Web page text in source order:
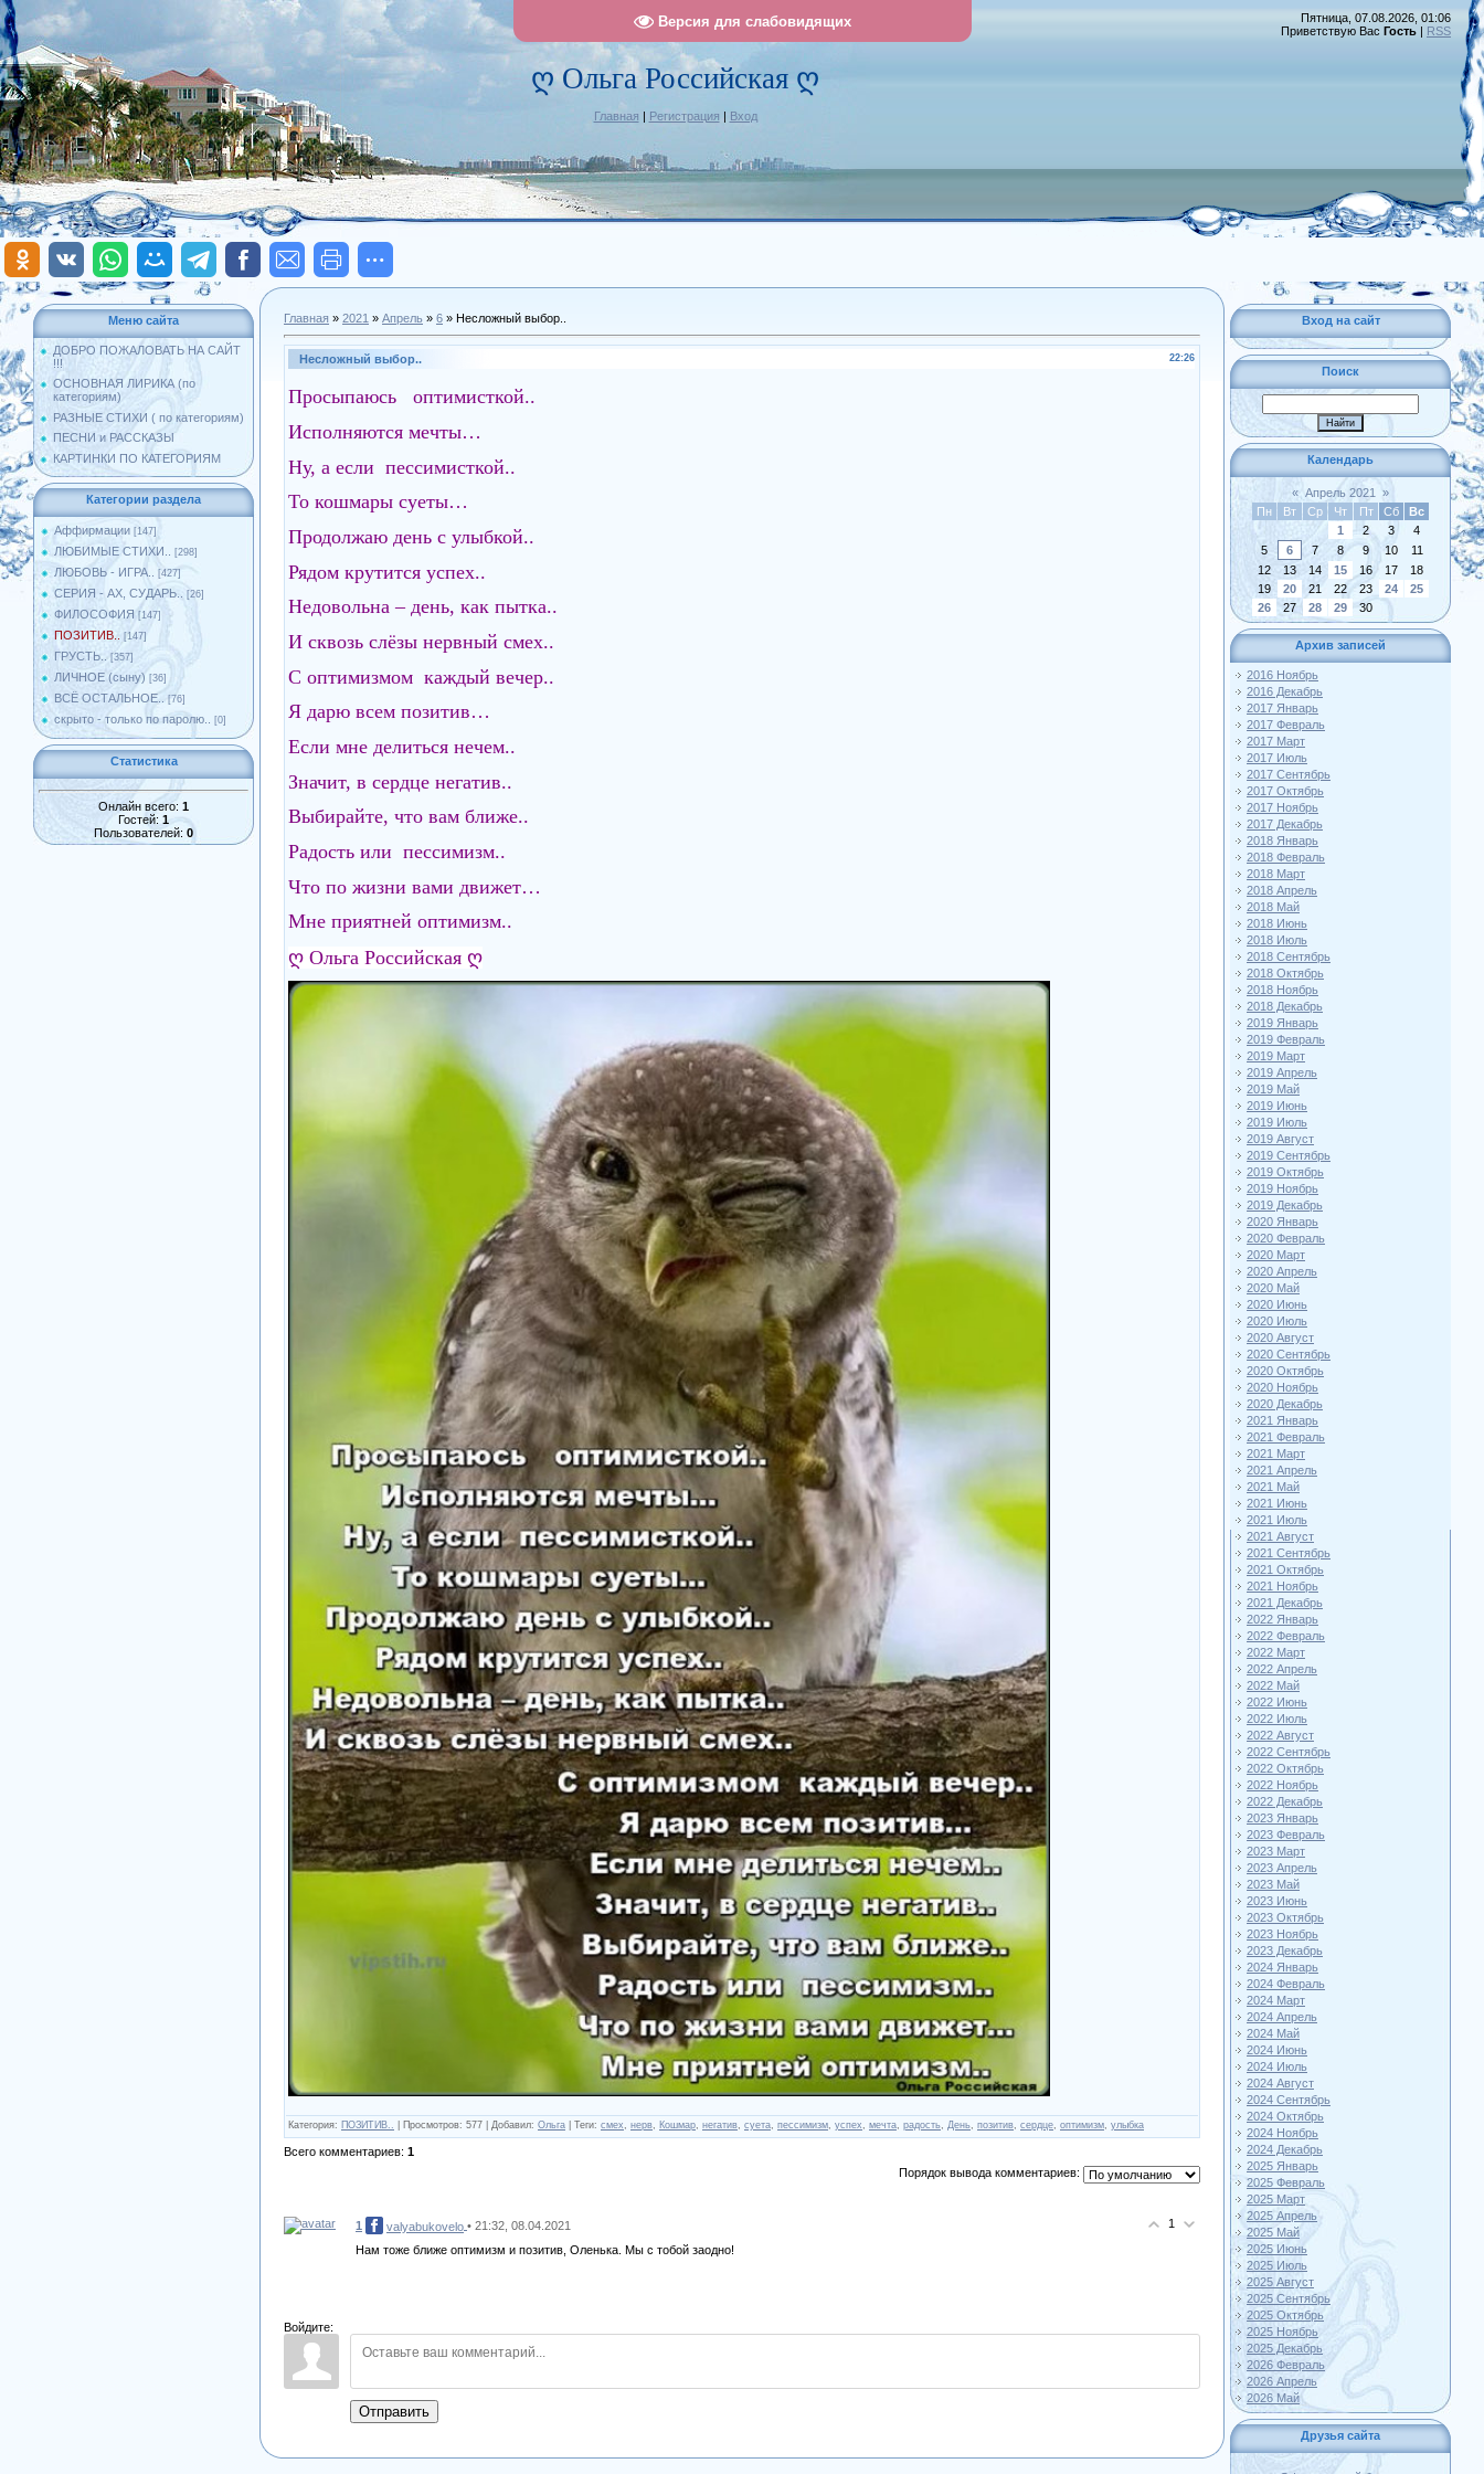
Версия для слабовидящих
ღ Ольга Российская ღ
Главная | Регистрация | Вход
Пятница, 07.08.2026, 01:06
Приветствую Вас Гость | RSS
Меню сайта
ДОБРО ПОЖАЛОВАТЬ НА САЙТ
!!!
ОСНОВНАЯ ЛИРИКА (по
категориям)
РАЗНЫЕ СТИХИ ( по категориям)
ПЕСНИ и РАССКАЗЫ
КАРТИНКИ ПО КАТЕГОРИЯМ
Категории раздела
Аффирмации [147]
ЛЮБИМЫЕ СТИХИ.. [298]
ЛЮБОВЬ - ИГРА.. [427]
СЕРИЯ - АХ, СУДАРЬ.. [26]
ФИЛОСОФИЯ [147]
ПОЗИТИВ.. [147]
ГРУСТЬ.. [357]
ЛИЧНОЕ (сыну) [36]
ВСЁ ОСТАЛЬНОЕ.. [76]
скрыто - только по паролю.. [0]
Статистика
Онлайн всего: 1
Гостей: 1
Пользователей: 0
Главная » 2021 » Апрель » 6 » Несложный выбор..
22:26
Несложный выбор..
Просыпаюсь оптимисткой..
Исполняются мечты…
Ну, а если пессимисткой..
То кошмары суеты…
Продолжаю день с улыбкой..
Рядом крутится успех..
Недовольна – день, как пытка..
И сквозь слёзы нервный смех..
С оптимизмом каждый вечер..
Я дарю всем позитив…
Если мне делиться нечем..
Значит, в сердце негатив..
Выбирайте, что вам ближе..
Радость или пессимизм..
Что по жизни вами движет…
Мне приятней оптимизм..
ღ Ольга Российская ღ
Категория: ПОЗИТИВ.. Просмотров: 577 Добавил: Ольга Теги: смех нерв Кошмар негатив суета пессимизм успех мечта радость День позитив сердце оптимизм улыбка
Всего комментариев: 1
Порядок вывода комментариев:
1
1 valyabukovelo • 21:32, 08.04.2021
Нам тоже ближе оптимизм и позитив, Оленька. Мы с тобой заодно!
Войдите:
Отправить
Вход на сайт
Поиск
Календарь
« Апрель 2021
»
Пн
Вт Ср Чт Пт Сб
Вс
1
2 3
4
5
6 7 8 9 10
11
12
13 14 15 16 17
18
19
20 21 22 23 24
25
26
27 28 29 30
Архив записей
2016 Ноябрь
2016 Декабрь
2017 Январь
2017 Февраль
2017 Март
2017 Июль
2017 Сентябрь
2017 Октябрь
2017 Ноябрь
2017 Декабрь
2018 Январь
2018 Февраль
2018 Март
2018 Апрель
2018 Май
2018 Июнь
2018 Июль
2018 Сентябрь
2018 Октябрь
2018 Ноябрь
2018 Декабрь
2019 Январь
2019 Февраль
2019 Март
2019 Апрель
2019 Май
2019 Июнь
2019 Июль
2019 Август
2019 Сентябрь
2019 Октябрь
2019 Ноябрь
2019 Декабрь
2020 Январь
2020 Февраль
2020 Март
2020 Апрель
2020 Май
2020 Июнь
2020 Июль
2020 Август
2020 Сентябрь
2020 Октябрь
2020 Ноябрь
2020 Декабрь
2021 Январь
2021 Февраль
2021 Март
2021 Апрель
2021 Май
2021 Июнь
2021 Июль
2021 Август
2021 Сентябрь
2021 Октябрь
2021 Ноябрь
2021 Декабрь
2022 Январь
2022 Февраль
2022 Март
2022 Апрель
2022 Май
2022 Июнь
2022 Июль
2022 Август
2022 Сентябрь
2022 Октябрь
2022 Ноябрь
2022 Декабрь
2023 Январь
2023 Февраль
2023 Март
2023 Апрель
2023 Май
2023 Июнь
2023 Октябрь
2023 Ноябрь
2023 Декабрь
2024 Январь
2024 Февраль
2024 Март
2024 Апрель
2024 Май
2024 Июнь
2024 Июль
2024 Август
2024 Сентябрь
2024 Октябрь
2024 Ноябрь
2024 Декабрь
2025 Январь
2025 Февраль
2025 Март
2025 Апрель
2025 Май
2025 Июнь
2025 Июль
2025 Август
2025 Сентябрь
2025 Октябрь
2025 Ноябрь
2025 Декабрь
2026 Февраль
2026 Апрель
2026 Май
Друзья сайта